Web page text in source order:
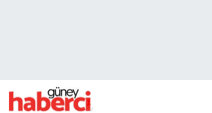
Beyoğlu Trafik Yoğunluk Haritası